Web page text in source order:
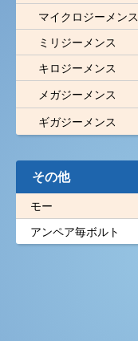
マイクロジーメンス
ミリジーメンス
キロジーメンス
メガジーメンス
ギガジーメンス
その他
モー
アンペア毎ボルト